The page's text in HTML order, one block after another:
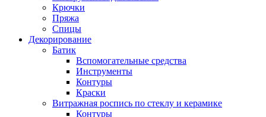
Крючки
Пряжа
Спицы
Декорирование
Батик
Вспомогательные средства
Инструменты
Контуры
Краски
Витражная роспись по стеклу и керамике
Контуры